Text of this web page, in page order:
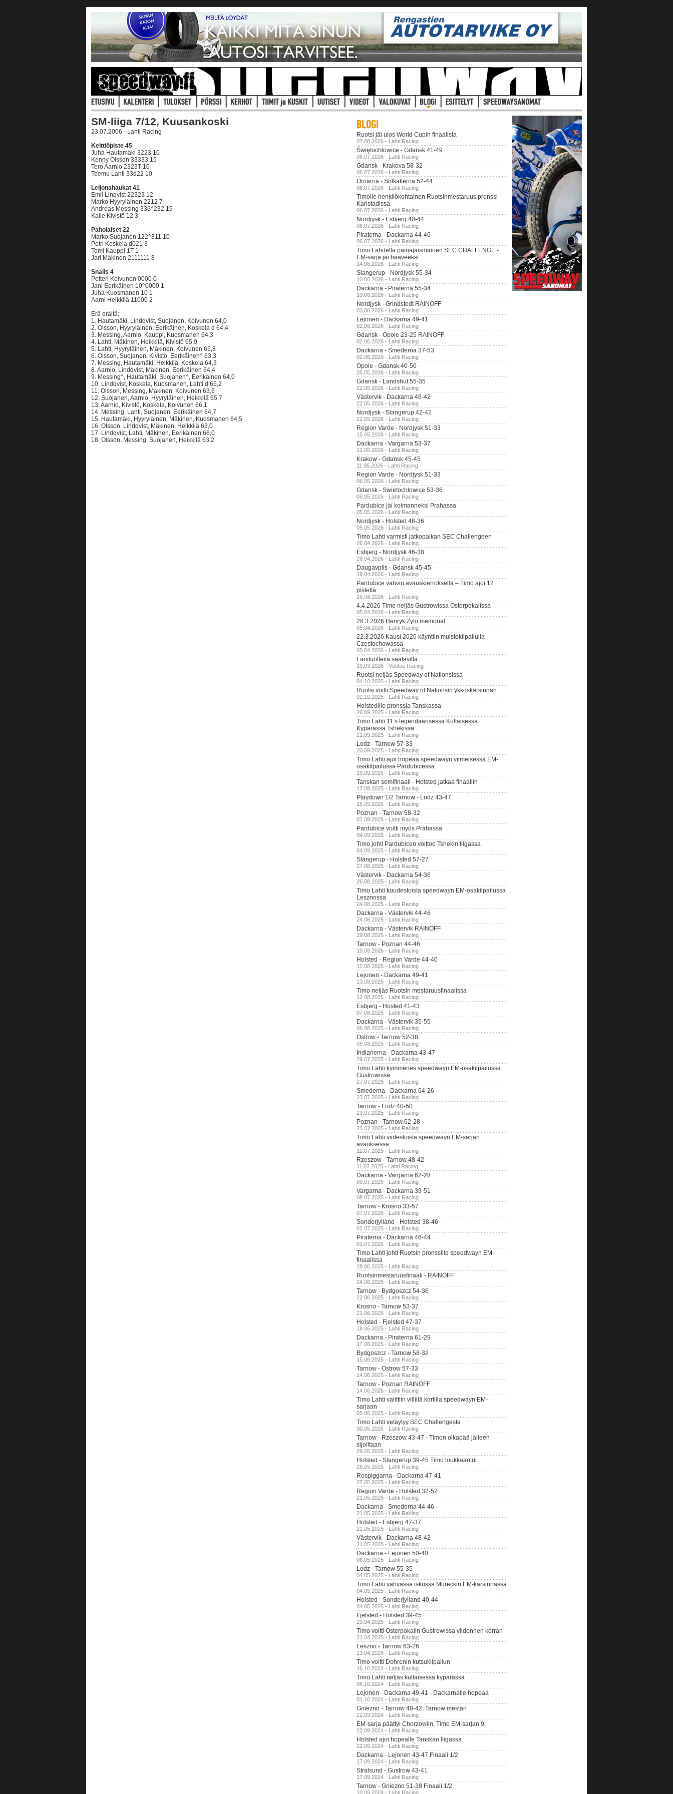
SM-liiga 7/12, Kuusankoski
23.07.2006 - Lahti Racing
Keittiöpiste 45
Juha Hautamäki 3223 10
Kenny Olsson 33333 15
Tero Aarnio 2323T 10
Teemu Lahti 33d22 10
Leijonahaukat 41
Emil Linqvist 22323 12
Marko Hyyryläinen 2212 7
Andreas Messing 336^232 19
Kalle Kivistö 12 3
Paholaiset 22
Marko Suojanen 122^311 10
Petri Koskela d021 3
Tomi Kauppi 1T 1
Jari Mäkinen 2111111 8
Snails 4
Petteri Koivunen 0000 0
Jani Eerikäinen 10^0000 1
Juha Kuosmanen 10 1
Aarni Heikkilä 11000 2
Erä erältä:
1. Hautamäki, Lindqvist, Suojanen, Koivunen 64,0
2. Olsson, Hyyryläinen, Eerikäinen, Koskela d 64,4
3. Messing, Aarnio, Kauppi, Kuosmanen 64,3
4. Lahti, Mäkinen, Heikkilä, Kivistö 65,9
5. Lahti, Hyyryläinen, Mäkinen, Koivunen 65,8
6. Olsson, Suojanen, Kivistö, Eerikäinen^ 63,3
7. Messing, Hautamäki, Heikkilä, Koskela 64,3
8. Aarnio, Lindqvist, Mäkinen, Eerikäinen 64,4
9. Messing^, Hautamäki, Suojanen^, Eerikäinen 64,0
10. Lindqvist, Koskela, Kuosmanen, Lahti d 65,2
11. Olsson, Messing, Mäkinen, Koivunen 63,6
12. Suojanen, Aarnio, Hyyryläinen, Heikkilä 65,7
13. Aarnio, Kivistö, Koskela, Koivunen 66,1
14. Messing, Lahti, Suojanen, Eerikäinen 64,7
15. Hautamäki, Hyyryläinen, Mäkinen, Kuosmanen 64,5
16. Olsson, Lindqvist, Mäkinen, Heikkilä 63,0
17. Lindqvist, Lahti, Mäkinen, Eerikäinen 66,0
18. Olsson, Messing, Suojanen, Heikkilä 63,2
Ruotsi jäi ulos World Cupin finaalista
07.08.2026 - Lahti Racing
Świętochłowice - Gdansk 41-49
06.07.2026 - Lahti Racing
Gdansk - Krakova 58-32
06.07.2026 - Lahti Racing
Örnarna - Solkatterna 52-44
06.07.2026 - Lahti Racing
Timolle henkilökohtainen Ruotsinmestaruus pronssi
Karlstadissa
06.07.2026 - Lahti Racing
Nordjysk - Esbjerg 40-44
06.07.2026 - Lahti Racing
Piraterna - Dackarna 44-46
06.07.2026 - Lahti Racing
Timo Lahdella painajaismainen SEC CHALLENGE -
EM-sarja jäi haaveeksi
14.06.2026 - Lahti Racing
Slangerup - Nordjysk 55-34
10.06.2026 - Lahti Racing
Dackarna - Piraterna 55-34
10.06.2026 - Lahti Racing
Nordjysk - Grindstedt RAINOFF
03.06.2026 - Lahti Racing
Lejonen - Dackarna 49-41
02.06.2026 - Lahti Racing
Gdansk - Opole 23-25 RAINOFF
02.06.2026 - Lahti Racing
Dackarna - Smederna 37-53
02.06.2026 - Lahti Racing
Opole - Gdansk 40-50
25.05.2026 - Lahti Racing
Gdansk - Landshut 55-35
22.05.2026 - Lahti Racing
Västervik - Dackarna 46-42
22.05.2026 - Lahti Racing
Nordjysk - Slangerup 42-42
22.05.2026 - Lahti Racing
Region Varde - Nordjysk 51-33
15.05.2026 - Lahti Racing
Dackarna - Vargarna 53-37
12.05.2026 - Lahti Racing
Krakow - Gdansk 45-45
11.05.2026 - Lahti Racing
Region Varde - Nordjysk 51-33
06.05.2026 - Lahti Racing
Gdansk - Swietochlowice 53-36
05.05.2026 - Lahti Racing
Pardubice jäi kolmanneksi Prahassa
05.05.2026 - Lahti Racing
Nordjysk - Holsted 48-36
05.05.2026 - Lahti Racing
Timo Lahti varmisti jatkopaikan SEC Challengeen
26.04.2026 - Lahti Racing
Esbjerg - Nordjysk 46-38
26.04.2026 - Lahti Racing
Daugavpils - Gdansk 45-45
19.04.2026 - Lahti Racing
Pardubice vahvin avauskierroksella – Timo ajoi 12
pistettä
15.04.2026 - Lahti Racing
4.4.2026 Timo neljäs Gustrowissa Osterpokalissa
05.04.2026 - Lahti Racing
28.3.2026 Henryk Zyto memorial
05.04.2026 - Lahti Racing
22.3.2026 Kausi 2026 käyntiin muistokilpailulla
Częstochowassa
05.04.2026 - Lahti Racing
Fanituotteita saatavilla
19.03.2026 - Vuolas Racing
Ruotsi neljäs Speedway of Nationsissa
04.10.2025 - Lahti Racing
Ruotsi voitti Speedway of Nationsin ykköskarsinnan
02.10.2025 - Lahti Racing
Holstedille pronssia Tanskassa
26.09.2025 - Lahti Racing
Timo Lahti 11:s legendaarisessa Kultaisessa
Kypärässä Tshekissä
21.09.2025 - Lahti Racing
Lodz - Tarnow 57-33
20.09.2025 - Lahti Racing
Timo Lahti ajoi hopeaa speedwayn viimeisessä EM-
osakilpailussa Pardubicessa
19.09.2025 - Lahti Racing
Tanskan semifinaali - Holsted jatkaa finaaliin
17.09.2025 - Lahti Racing
Playdown 1/2 Tarnow - Lodz 43-47
15.09.2025 - Lahti Racing
Poznan - Tarnow 58-32
07.09.2025 - Lahti Racing
Pardubice voitti myös Prahassa
04.09.2025 - Lahti Racing
Timo johti Pardubicen voittoo Tshekin liigassa
04.09.2025 - Lahti Racing
Slangerup - Holsted 57-27
27.08.2025 - Lahti Racing
Västervik - Dackarna 54-36
26.08.2025 - Lahti Racing
Timo Lahti kuudestoista speedwayn EM-osakilpailussa
Lesznossa
24.08.2025 - Lahti Racing
Dackarna - Västervik 44-46
24.08.2025 - Lahti Racing
Dackarna - Västervik RAINOFF
19.08.2025 - Lahti Racing
Tarnow - Poznan 44-46
19.08.2025 - Lahti Racing
Holsted - Region Varde 44-40
17.08.2025 - Lahti Racing
Lejonen - Dackarna 49-41
13.08.2025 - Lahti Racing
Timo neljäs Ruotsin mestaruusfinaalissa
12.08.2025 - Lahti Racing
Esbjerg - Hosted 41-43
07.08.2025 - Lahti Racing
Dackarna - Västervik 35-55
06.08.2025 - Lahti Racing
Ostrow - Tarnow 52-38
05.08.2025 - Lahti Racing
Indianerna - Dackarna 43-47
29.07.2025 - Lahti Racing
Timo Lahti kymmenes speedwayn EM-osakilpailussa
Gustrowissa
27.07.2025 - Lahti Racing
Smederna - Dackarna 64-26
23.07.2025 - Lahti Racing
Tarnow - Lodz 40-50
23.07.2025 - Lahti Racing
Poznan - Tarnow 62-28
23.07.2025 - Lahti Racing
Timo Lahti viidestoista speedwayn EM-sarjan
avauksessa
12.07.2025 - Lahti Racing
Rzeszow - Tarnow 48-42
11.07.2025 - Lahti Racing
Dackarna - Vargarna 62-28
09.07.2025 - Lahti Racing
Vargarna - Dackarna 39-51
08.07.2025 - Lahti Racing
Tarnow - Krosno 33-57
07.07.2025 - Lahti Racing
Sonderjylland - Holsted 38-46
02.07.2025 - Lahti Racing
Piraterna - Dackarna 46-44
01.07.2025 - Lahti Racing
Timo Lahti johti Ruotsin pronssille speedwayn EM-
finaalissa
28.06.2025 - Lahti Racing
Ruotsinmestaruusfinaali - RAINOFF
24.06.2025 - Lahti Racing
Tarnow - Bydgoszcz 54-36
22.06.2025 - Lahti Racing
Krosno - Tarnow 53-37
21.06.2025 - Lahti Racing
Holsted - Fjelsted 47-37
18.06.2025 - Lahti Racing
Dackarna - Piraterna 61-29
17.06.2025 - Lahti Racing
Bydgoszcz - Tarnow 58-32
15.06.2025 - Lahti Racing
Tarnow - Ostrow 57-33
14.06.2025 - Lahti Racing
Tarnow - Poznan RAINOFF
14.06.2025 - Lahti Racing
Timo Lahti valittiin villillä kortilla speedwayn EM-
sarjaan
05.06.2025 - Lahti Racing
Timo Lahti vetäytyy SEC Challengesta
30.05.2025 - Lahti Racing
Tarnow - Rzeszow 43-47 - Timon olkapää jälleen
sijoiltaan
29.05.2025 - Lahti Racing
Holsted - Slangerup 39-45 Timo loukkaantui
28.05.2025 - Lahti Racing
Rospiggarna - Dackarna 47-41
27.05.2025 - Lahti Racing
Region Varde - Holsted 32-52
21.05.2025 - Lahti Racing
Dackarna - Smederna 44-46
21.05.2025 - Lahti Racing
Holsted - Esbjerg 47-37
21.05.2025 - Lahti Racing
Västervik - Dackarna 48-42
21.05.2025 - Lahti Racing
Dackarna - Lejonen 50-40
06.05.2025 - Lahti Racing
Lodz - Tarnow 55-35
04.05.2025 - Lahti Racing
Timo Lahti vahvassa iskussa Mureckin EM-karsinnassa
04.05.2025 - Lahti Racing
Holsted - Sonderjylland 40-44
04.05.2025 - Lahti Racing
Fjelsted - Holsted 39-45
23.04.2025 - Lahti Racing
Timo voitti Osterpokalin Gustrowissa viidennen kerran
21.04.2025 - Lahti Racing
Leszno - Tarnow 63-26
13.04.2025 - Lahti Racing
Timo voitti Dohrenin kutsukilpailun
16.10.2024 - Lahti Racing
Timo Lahti neljäs kultaisessa kypärässä
08.10.2024 - Lahti Racing
Lejonen - Dackarna 49-41 - Dackarnalle hopeaa
01.10.2024 - Lahti Racing
Gniezno - Tarnow 48-42, Tarnow mestari
22.09.2024 - Lahti Racing
EM-sarja päättyi Chorzowiin, Timo EM-sarjan 9.
22.09.2024 - Lahti Racing
Holsted ajoi hopealle Tanskan liigassa
22.09.2024 - Lahti Racing
Dackarna - Lejonen 43-47 Finaali 1/2
17.09.2024 - Lahti Racing
Stralsund - Gustrow 43-41
17.09.2024 - Lahti Racing
Tarnow - Gniezno 51-38 Finaali 1/2
10.09.2024 - Lahti Racing